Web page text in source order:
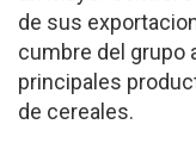
de sus
cumbre del grupo
principales
de cereales.